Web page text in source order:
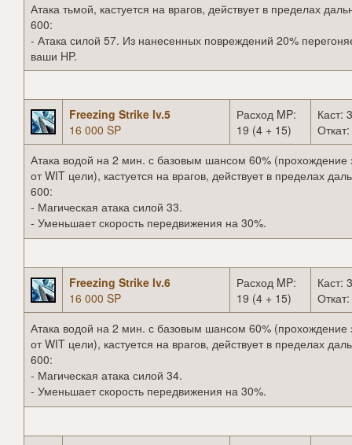
Атака тьмой, кастуется на врагов, действует в пределах
600:
- Атака силой 57. Из нанесенных повреждений 20%
ваши HP.
Freezing Strike lv.5
16 000 SP
Расход MP:
19 (4 + 15)
Каст:
Атака водой на 2 мин. с базовым шансом 60% (прохождение
от WIT цели), кастуется на врагов, действует в пределах
600:
- Магическая атака силой 33.
- Уменьшает скорость передвижения на 30%.
Freezing Strike lv.6
16 000 SP
Расход MP:
19 (4 + 15)
Каст:
Атака водой на 2 мин. с базовым шансом 60% (прохождение
от WIT цели), кастуется на врагов, действует в пределах
600:
- Магическая атака силой 34.
- Уменьшает скорость передвижения на 30%.